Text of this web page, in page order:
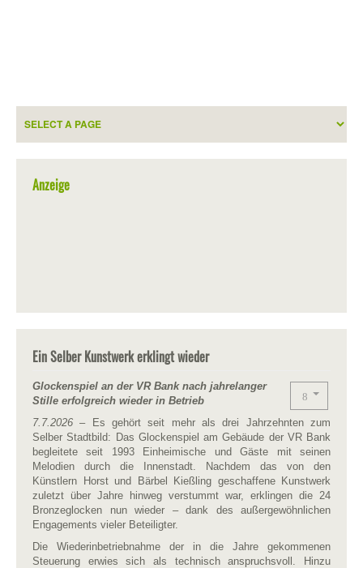
Anzeige
Ein Selber Kunstwerk erklingt wieder
Glockenspiel an der VR Bank nach jahrelanger
Stille erfolgreich wieder in Betrieb
7.7.2026 – Es gehört seit mehr als drei Jahrzehnten zum
Selber Stadtbild: Das Glockenspiel am Gebäude der VR Bank
begleitete seit 1993 Einheimische und Gäste mit seinen
Melodien durch die Innenstadt. Nachdem das von den
Künstlern Horst und Bärbel Kießling geschaffene Kunstwerk
zuletzt über Jahre hinweg verstummt war, erklingen die 24
Bronzeglocken nun wieder – dank des außergewöhnlichen
Engagements vieler Beteiligter.
Die Wiederinbetriebnahme der in die Jahre gekommenen
Steuerung erwies sich als technisch anspruchsvoll. Hinzu